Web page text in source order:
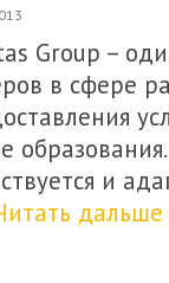
Group –
в сфере
и
дальше